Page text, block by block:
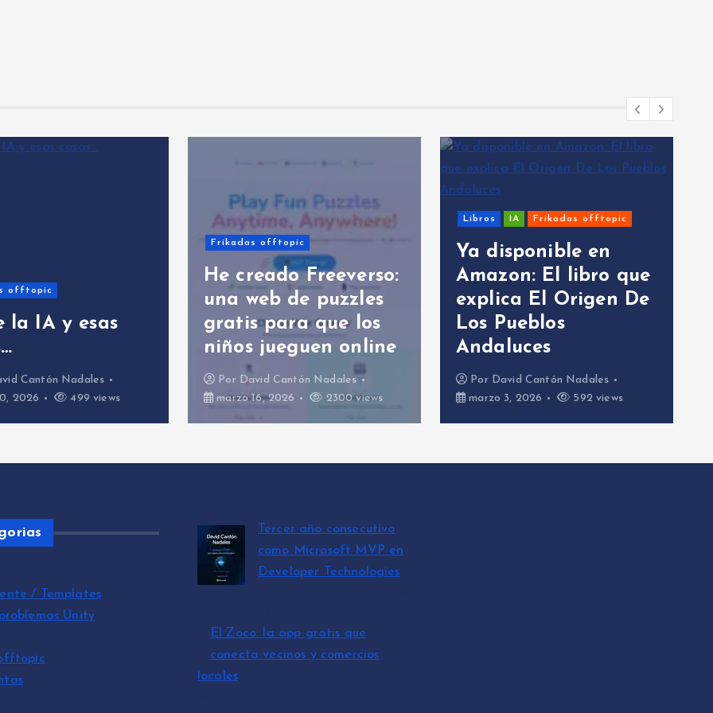
una web de puzzles
gratis para que los
niños jueguen online
PorDavid Cantón Nadales
marzo 16, 2026
Libros IA Frikadas offtopic
Ya disponible en
Amazon: El libro que
explica El Origen De
Los Pueblos
Andaluces
PorDavid Cantón Nadales
marzo 3, 2026
592 views
Sistemas Windows
Ejercicio Misión
Imposible en Batch
para ASIR (con Bash
y PowerShell)
PorDavid Cantón Nadales
febrero 26, 2026
/ Templates
Unity
Tercer año consecutivo
como Microsoft MVP en
Developer Technologies
El Zoco: la app gratis que
conecta vecinos y comercios
locales